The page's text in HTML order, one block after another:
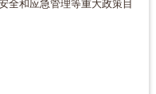
全和应急管理等重大政策目